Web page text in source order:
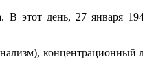
день, 27 января
концентрационный